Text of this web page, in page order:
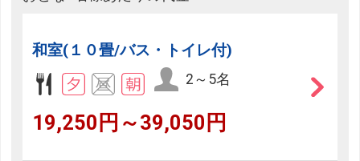
和室(１０畳/バス・トイレ付)
2～5名
19,250円～39,050円